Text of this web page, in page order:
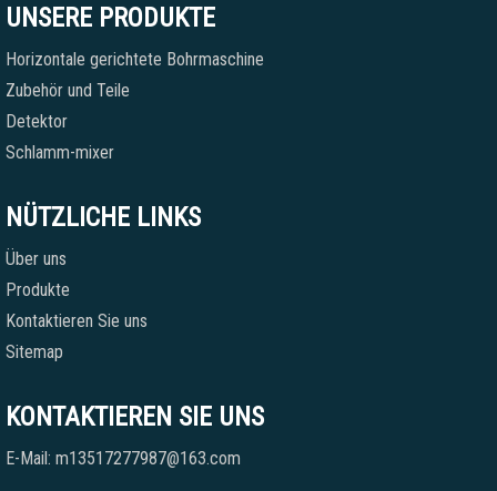
UNSERE PRODUKTE
Horizontale gerichtete Bohrmaschine
Zubehör und Teile
Detektor
Schlamm-mixer
NÜTZLICHE LINKS
Über uns
Produkte
Kontaktieren Sie uns
Sitemap
KONTAKTIEREN SIE UNS
E-Mail: m13517277987@163.com